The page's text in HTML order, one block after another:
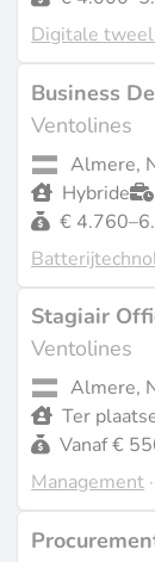
Digitale
Business
Ventolines
Almere,
Hybride
€
Stagiair
Ventolines
Almere,
Ter
Vanaf €
Management